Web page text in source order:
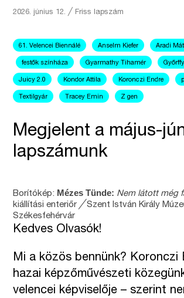
2026. június 12.╱ Friss lapszám
61. Velencei Biennálé Anselm Kiefer Aradi
festők színháza Gyarmathy Tihamér
Juicy 2.0 Kondor Attila Koronczi Endre
Textilgyár Tracey Emin Z gen
Megjelent a május-
lapszámunk
Borítókép: Mézes Tünde: Nem látott még
kiállítási enteriőr╱ Szent István Király
Székesfehérvár
Kedves Olvasók!
Mi a közös bennünk? Koronczi
hazai képzőművészeti
velencei képviselője – szerint